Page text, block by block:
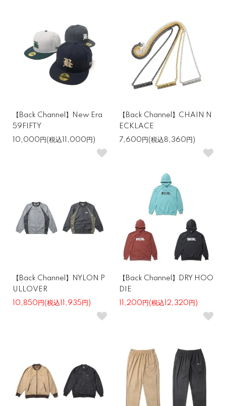
【Back Channel】New Era
59FIFTY
10,000円(税込11,000円)
【Back Channel】CHAIN N
ECKLACE
7,600円(税込8,360円)
【Back Channel】NYLON P
ULLOVER
10,850円(税込11,935円)
【Back Channel】DRY HOO
DIE
11,200円(税込12,320円)